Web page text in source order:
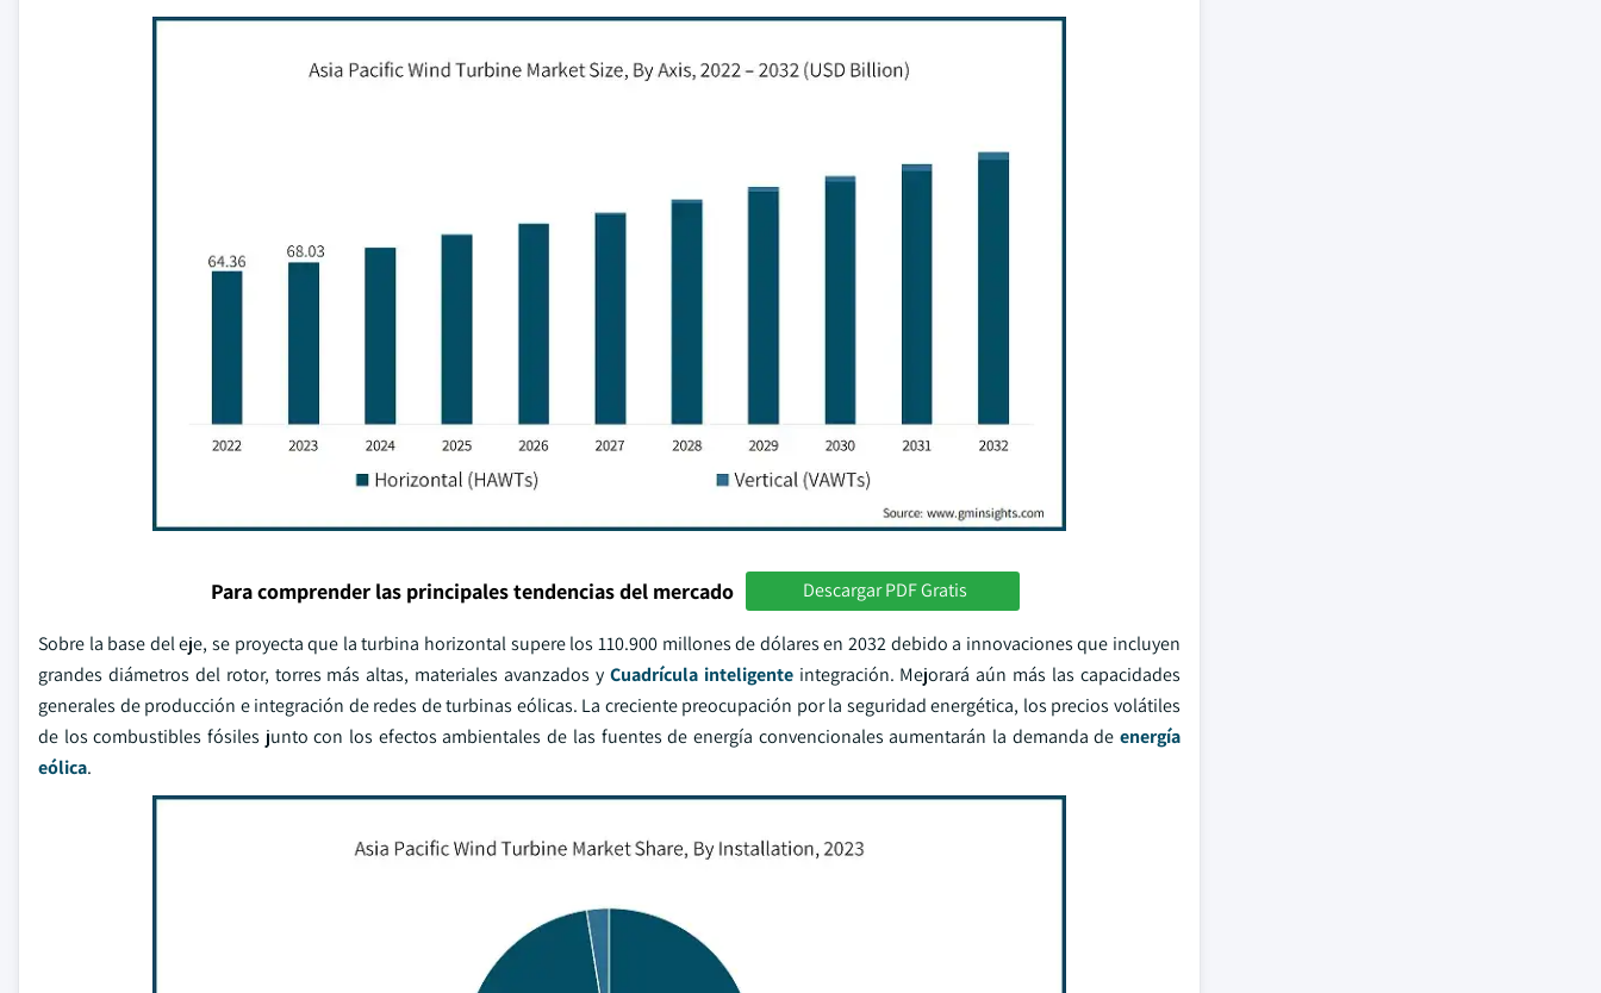
Para comprender las principales tendencias del mercado Descargar PDF Gratis
Sobre la base del eje, se proyecta que la turbina horizontal supere los 110.900 millones de dólares en 2032 debido a innovaciones que incluyen
grandes diámetros del rotor, torres más altas, materiales avanzados y Cuadrícula inteligenteintegración. Mejorará aún más las capacidades
generales de producción e integración de redes de turbinas eólicas. La creciente preocupación por la seguridad energética, los precios volátiles
de los combustibles fósiles junto con los efectos ambientales de las fuentes de energía convencionales aumentarán la demanda de energía
eólica.